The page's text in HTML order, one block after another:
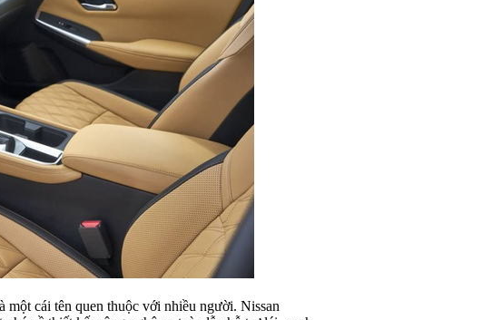
một cái tên quen thuộc với nhiều người. Nissan